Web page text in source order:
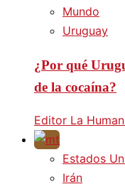
Mundo
Uruguay
¿Por qué
de la cocaína?
Editor La
Estados
Irán